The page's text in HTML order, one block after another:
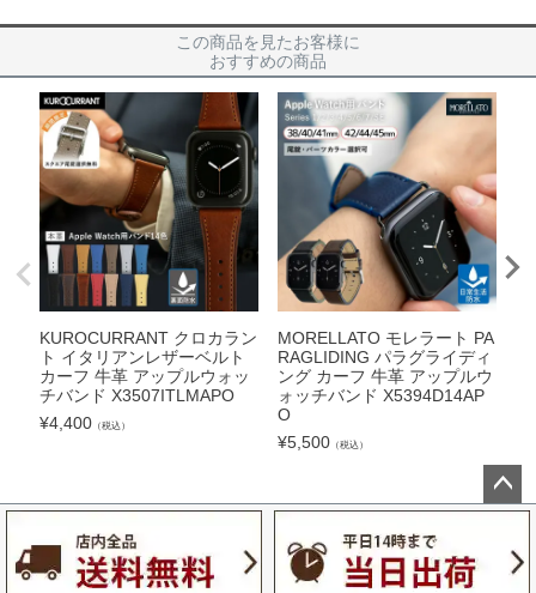
この商品を見たお客様に
おすすめの商品
KUROCURRANT クロカラン
ト イタリアンレザーベルト
カーフ 牛革 アップルウォッ
チバンド X3507ITLMAPO
¥4,400 （税込）
MORELLATO モレラート PA
RAGLIDING パラグライディ
ング カーフ 牛革 アップルウ
ォッチバンド X5394D14AP
O
¥5,500 （税込）
ペー
ップ